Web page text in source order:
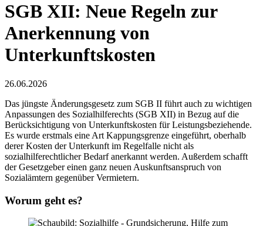
SGB XII: Neue Regeln zur
Anerkennung von
Unterkunftskosten
26.06.2026
Das jüngste Änderungsgesetz zum SGB II führt auch zu wichtigen
Anpassungen des Sozialhilferechts (SGB XII) in Bezug auf die
Berücksichtigung von Unterkunftskosten für Leistungsbeziehende.
Es wurde erstmals eine Art Kappungsgrenze eingeführt, oberhalb
derer Kosten der Unterkunft im Regelfalle nicht als
sozialhilferechtlicher Bedarf anerkannt werden. Außerdem schafft
der Gesetzgeber einen ganz neuen Auskunftsanspruch von
Sozialämtern gegenüber Vermietern.
Worum geht es?